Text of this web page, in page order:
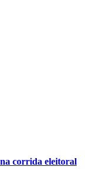
corrida eleitoral